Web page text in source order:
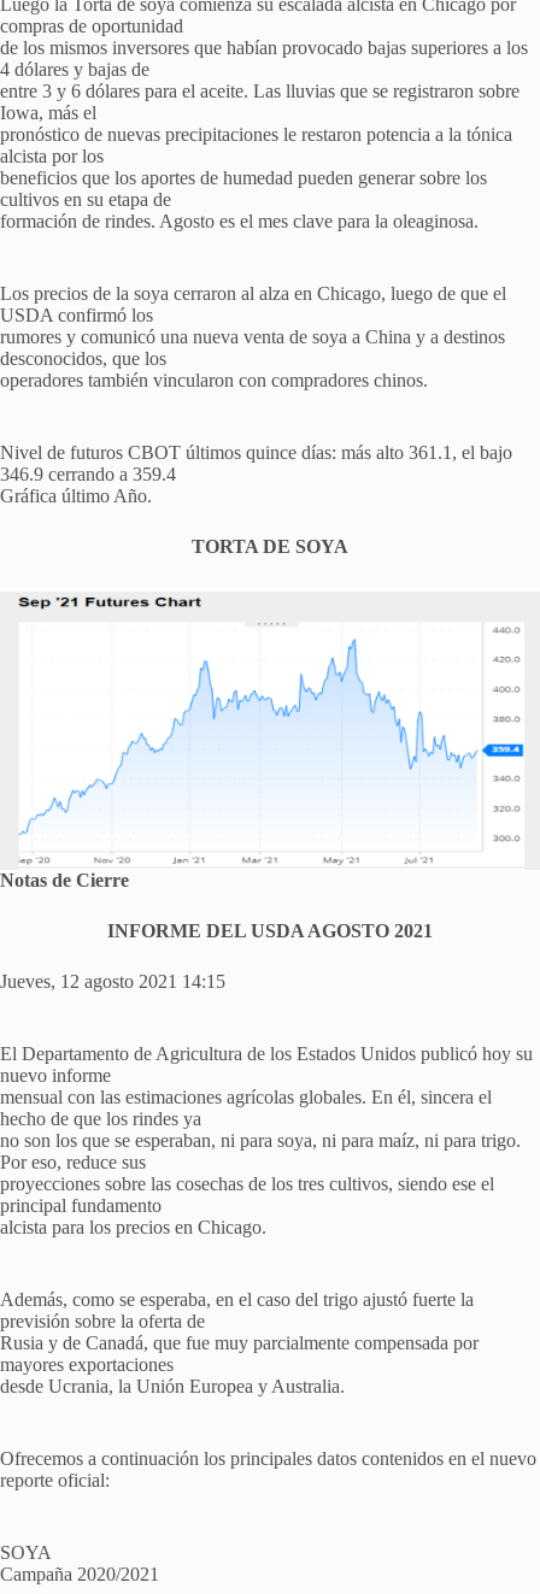
Luego la Torta de soya comienza su escalada alcista en Chicago por
compras de oportunidad
de los mismos inversores que habían provocado bajas superiores a los
4 dólares y bajas de
entre 3 y 6 dólares para el aceite. Las lluvias que se registraron sobre
Iowa, más el
pronóstico de nuevas precipitaciones le restaron potencia a la tónica
alcista por los
beneficios que los aportes de humedad pueden generar sobre los
cultivos en su etapa de
formación de rindes. Agosto es el mes clave para la oleaginosa.
Los precios de la soya cerraron al alza en Chicago, luego de que el
USDA confirmó los
rumores y comunicó una nueva venta de soya a China y a destinos
desconocidos, que los
operadores también vincularon con compradores chinos.
Nivel de futuros CBOT últimos quince días: más alto 361.1, el bajo
346.9 cerrando a 359.4
Gráfica último Año.
TORTA DE SOYA
Notas de Cierre
INFORME DEL USDA AGOSTO 2021
Jueves, 12 agosto 2021 14:15
El Departamento de Agricultura de los Estados Unidos publicó hoy su
nuevo informe
mensual con las estimaciones agrícolas globales. En él, sincera el
hecho de que los rindes ya
no son los que se esperaban, ni para soya, ni para maíz, ni para trigo.
Por eso, reduce sus
proyecciones sobre las cosechas de los tres cultivos, siendo ese el
principal fundamento
alcista para los precios en Chicago.
Además, como se esperaba, en el caso del trigo ajustó fuerte la
previsión sobre la oferta de
Rusia y de Canadá, que fue muy parcialmente compensada por
mayores exportaciones
desde Ucrania, la Unión Europea y Australia.
Ofrecemos a continuación los principales datos contenidos en el nuevo
reporte oficial:
SOYA
Campaña 2020/2021